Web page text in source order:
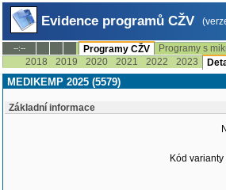
Evidence programů CŽV
--:-- Programy CŽV
Programy s
2018
2019 2020 2021 2022 2023
MEDIKEMP 2025 (5579)
Základní informace
Kód varianty